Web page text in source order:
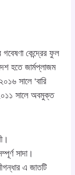
গবেষণা কেন্দ্রের ফুল
হতে জার্মপ্লাজম
সালে ‘বারি
সালে অবমুক্ত
সাদা।
এ জাতটি